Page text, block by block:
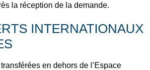
la réception de la demande.
INTERNATIONAUX
en dehors de l’Espace